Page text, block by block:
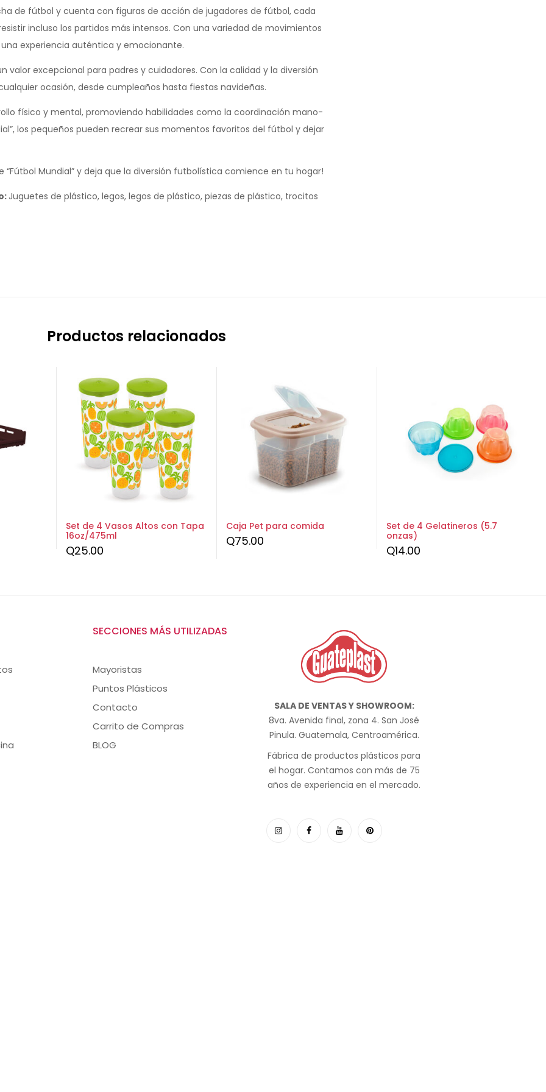
de fútbol y cuenta con figuras de acción de jugadores de fútbol, cada
incluso los partidos más intensos. Con una variedad de movimientos
experiencia auténtica y emocionante.
excepcional para padres y cuidadores. Con la calidad y la diversión
ocasión, desde cumpleaños hasta fiestas navideñas.
físico y mental, promoviendo habilidades como la coordinación mano-
los pequeños pueden recrear sus momentos favoritos del fútbol y dejar
Mundial” y deja que la diversión futbolística comience en tu hogar!
Juguetes de plástico, legos, legos de plástico, piezas de plástico, trocitos
Productos relacionados
Set de 4 Vasos Altos con Tapa
16oz/475ml
Q25.00
Caja Pet para comida
Q75.00
Set de 4 Gelatineros (5.7
onzas)
Q14.00
SECCIONES MÁS UTILIZADAS
Mayoristas
Puntos Plásticos
Contacto
Carrito de Compras
BLOG
SALA DE VENTAS Y SHOWROOM:
8va. Avenida final, zona 4. San José
Pinula. Guatemala, Centroamérica.
Fábrica de productos plásticos para
el hogar. Contamos con más de 75
años de experiencia en el mercado.